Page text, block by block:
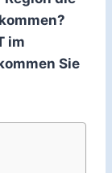
im
Sie